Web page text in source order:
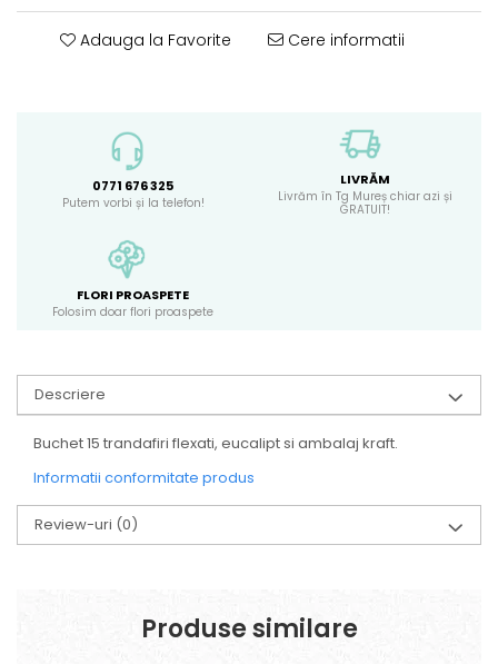
Adauga la Favorite Cere informatii
0771 676 325
Putem vorbi și la telefon!
LIVRĂM
Livrăm în Tg Mureș chiar azi și
GRATUIT!
FLORI PROASPETE
Folosim doar flori proaspete
Descriere
Buchet 15 trandafiri flexati, eucalipt si ambalaj kraft.
Informatii conformitate produs
Review-uri (0)
Produse similare